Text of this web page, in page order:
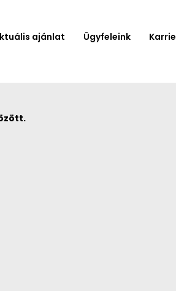
ajánlat Ügyfeleink